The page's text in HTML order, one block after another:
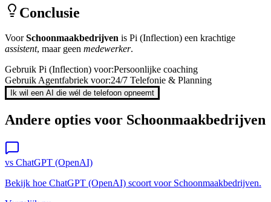
Conclusie
VoorSchoonmaakbedrijven is Pi (Inflection) een krachtige
assistent, maar geen medewerker.
Gebruik Pi (Inflection) voor:Persoonlijke coaching
Gebruik Agentfabriek voor:24/7 Telefonie & Planning
Ik wil een AI die wél de telefoon opneemt
Andere opties voor Schoonmaakbedrijven
vs ChatGPT (OpenAI)
Bekijk hoe ChatGPT (OpenAI) scoort voor Schoonmaakbedrijven.